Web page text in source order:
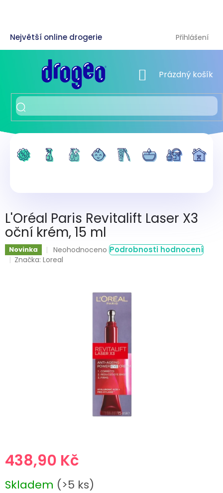
Přihlášení
NÁKUPNÍ KOŠÍK
Prázdný košík
L'Oréal Paris Revitalift Laser X3
oční krém, 15 ml
Novinka
Průměrné
hodnocení
Neohodnoceno Podrobnosti hodnocení
Značka:Loreal
438,90 Kč
cena:
Skladem (>5 ks)